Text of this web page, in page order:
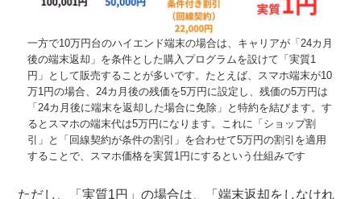
一方で10万円台のハイエンド端末の場合は、キャリアが「24カ月
後の端末返却」を条件とした購入プログラムを設けて「実質1
円」として販売することが多いです。たとえば、スマホ端末が10
万1円の場合、24カ月後の残価を5万円に設定し、残価の5万円は
「24カ月後に端末を返却した場合に免除」と特約を結びます。す
るとスマホの端末代は5万円になります。これに「ショップ割
引」と「回線契約が条件の割引」を合わせて5万円の割引を適用
することで、スマホ価格を実質1円にするという仕組みです
ただし、「実質1円」の場合は、「端末返却をしなけれ